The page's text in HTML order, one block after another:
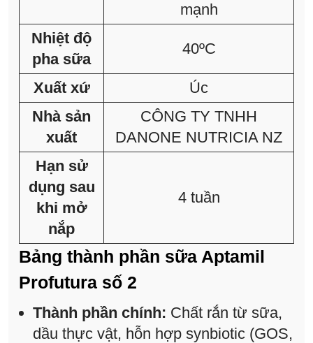
mạnh
Nhiệt độ
pha sữa
40ºC
Xuất xứ
Úc
Nhà sản
xuất
CÔNG TY TNHH
DANONE NUTRICIA NZ
Hạn sử
dụng sau
khi mở
nắp
4 tuần
Bảng thành phần sữa Aptamil
Profutura số 2
Thành phần chính: Chất rắn từ sữa,
dầu thực vật, hỗn hợp synbiotic (GOS,